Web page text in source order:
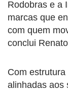
Rodobras e a
marcas que
com quem
conclui
Com
alinhadas aos